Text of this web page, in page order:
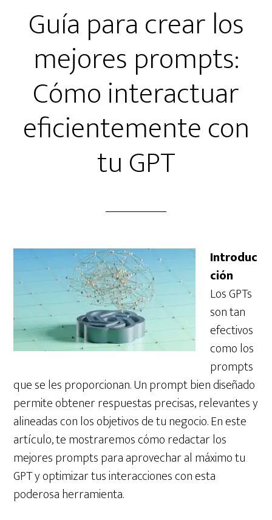
Guía para crear los
mejores prompts:
Cómo interactuar
eficientemente con
tu GPT
Introduc
ción
Los GPTs
son tan
efectivos
como los
prompts
que se les proporcionan. Un prompt bien diseñado
permite obtener respuestas precisas, relevantes y
alineadas con los objetivos de tu negocio. En este
artículo, te mostraremos cómo redactar los
mejores prompts para aprovechar al máximo tu
GPT y optimizar tus interacciones con esta
poderosa herramienta.